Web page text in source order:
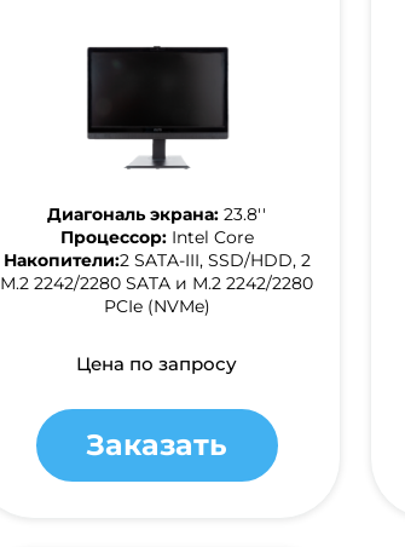
Диагональ экрана: 23.8''
Процессор:Intel Core
Накопители:2 SATA-III, SSD/HDD, 2
М.2 2242/2280 SATA и М.2 2242/2280
PCIe (NVMe)
Цена по запросу
Заказать